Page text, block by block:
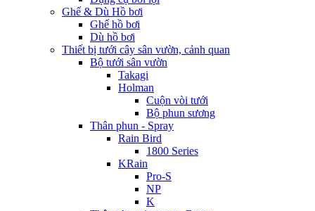
Ghế & Dù Hồ bơi
Ghế hồ bơi
Dù hồ bơi
Thiết bị tưới cây sân vườn, cảnh quan
Bộ tưới sân vườn
Takagi
Holman
Cuộn vòi tưới
Bộ phun sương
Thân phun - Spray
Rain Bird
1800 Series
KRain
Pro-S
NP
K